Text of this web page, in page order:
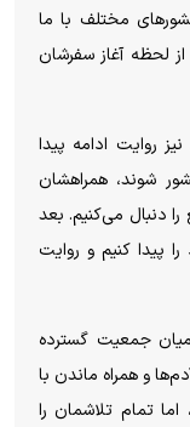
مختلف با ما
از لحظه آغاز سفرشان
روایت ادامه پیدا
شوند، همراهشان
دنبال می‌کنیم. بعد
پیدا کنیم و روایت
میان جمعیت گسترده
و همراه ماندن با
تمام تلاشمان را